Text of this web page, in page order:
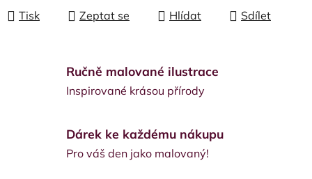
Tisk Zeptat se Hlídat Sdílet
Ručně malované ilustrace
Inspirované krásou přírody
Dárek ke každému nákupu
Pro váš den jako malovaný!